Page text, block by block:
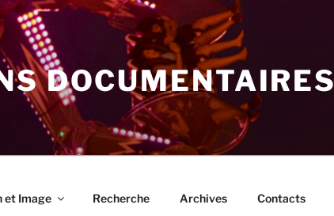
DOCUMENTAIRES
et Image Recherche Archives Contacts